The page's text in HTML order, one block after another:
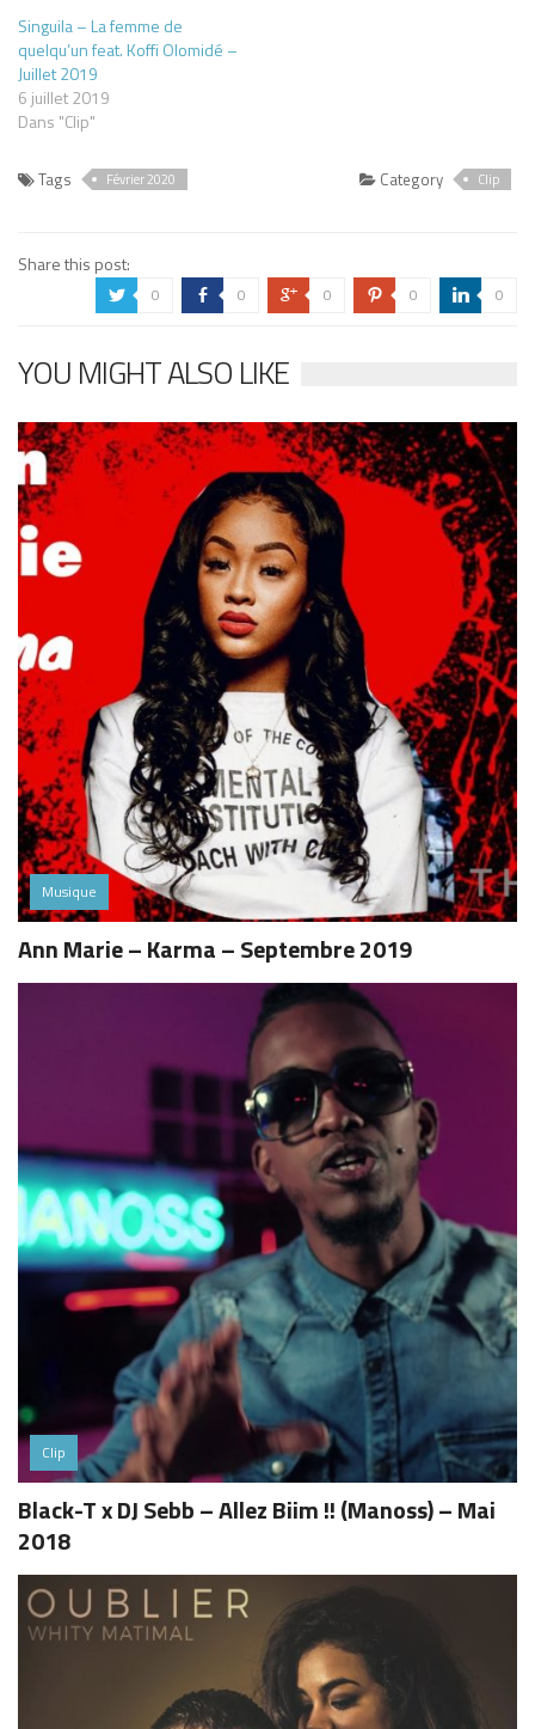
Singuila – La femme de
quelqu’un feat. Koffi Olomidé –
Juillet 2019
6 juillet 2019
Dans "Clip"
Tags Février 2020 Category Clip
Share this post:
a 0 b 0 c 0 d 0 j 0
YOU MIGHT ALSO LIKE
Musique
Ann Marie – Karma – Septembre 2019
Clip
Black-T x DJ Sebb – Allez Biim !! (Manoss) – Mai
2018